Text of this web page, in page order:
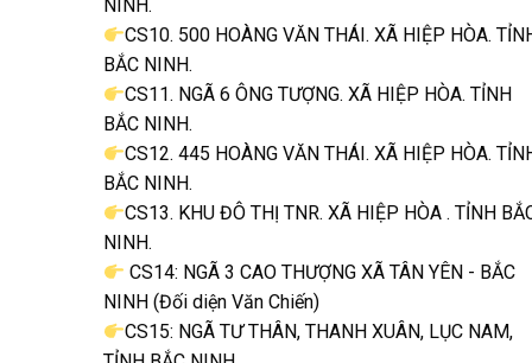
NINH.
CS10. 500 HOÀNG VĂN THÁI. XÃ HIỆP HÒA.
BẮC NINH.
CS11. NGÃ 6 ÔNG TƯỢNG. XÃ HIỆP HÒA. TỈNH
BẮC NINH.
CS12. 445 HOÀNG VĂN THÁI. XÃ HIỆP HÒA.
BẮC NINH.
CS13. KHU ĐÔ THỊ TNR. XÃ HIỆP HÒA . TỈNH
NINH.
CS14: NGÃ 3 CAO THƯỢNG XÃ TÂN YÊN - BẮC
NINH (Đối diện Văn Chiến)
CS15: NGÃ TƯ THÂN, THANH XUÂN, LỤC NAM,